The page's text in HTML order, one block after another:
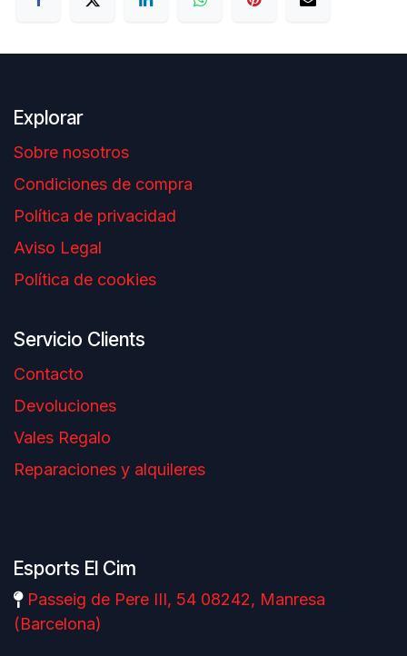
Explorar
Sobre nosotros
Condiciones de compra
Política de privacidad
Aviso Legal
Política de cookies
Servicio Clients
Contacto
Devoluciones
Vales Regalo
Reparaciones y alquileres
Esports El Cim
Passeig de Pere III, 54 08242, Manresa
(Barcelona)